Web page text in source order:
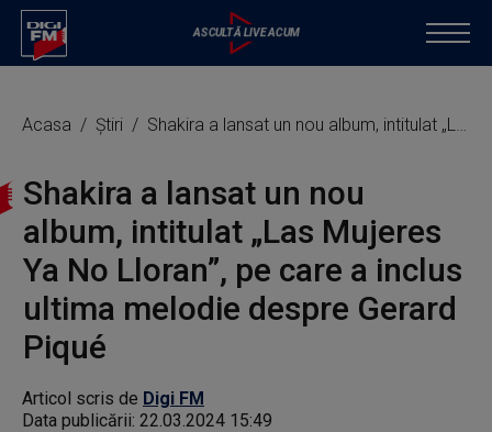
Acasa Știri Shakira a lansat un nou album, intitulat „Las Mujeres Ya No Lloran”, pe care a inclus ultima melodie despre Gerard Piqué
Shakira a lansat un nou
album, intitulat „Las Mujeres
Ya No Lloran”, pe care a inclus
ultima melodie despre Gerard
Piqué
Articol scris de Digi FM
Data publicării: 22.03.2024 15:49